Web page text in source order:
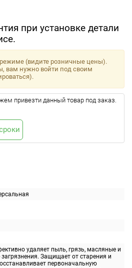
при установке детали
удаляет пыль, грязь, масляные и
Защищает от старения и
первоначальную
режиме (видите розничные цены).
вам нужно войти под своим
привезти данный товар под заказ.